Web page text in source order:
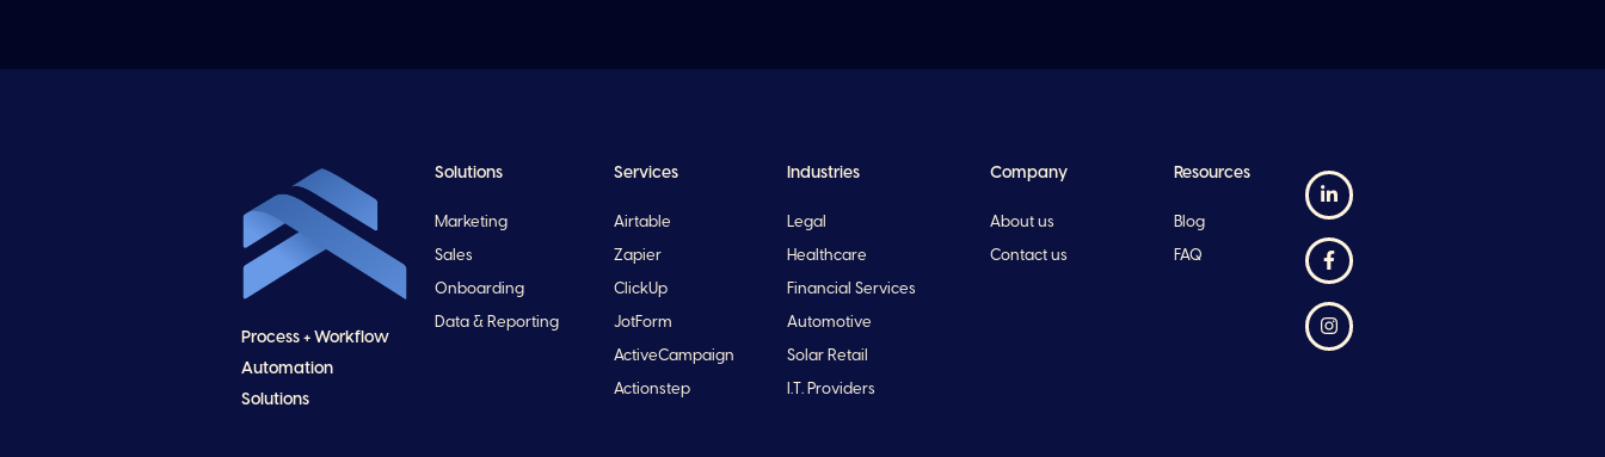
Process + Workflow
Automation
Solutions
Solutions
Marketing
Sales
Onboarding
Data & Reporting
Services
Airtable
Zapier
ClickUp
JotForm
ActiveCampaign
Actionstep
Industries
Legal
Healthcare
Financial Services
Automotive
Solar Retail
I.T. Providers
Company
About us
Contact us
Resources
Blog
FAQ


